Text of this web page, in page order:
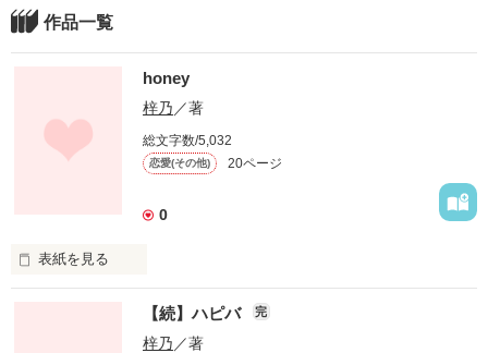
作品一覧
honey
梓乃 ／著
総文字数/5,032
恋愛(その他) 20ページ
0
表紙を見る
来る者拒まず去る者追わずな男國本 猛(くにもと　たける)は学
【続】ハピバ 完
梓乃 ／著